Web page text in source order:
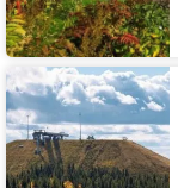
Гостиница
Биатлонная